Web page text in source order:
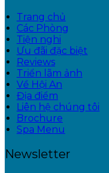
Trang chủ
Các Phòng
Tiện nghi
Ưu đãi đặc biệt
Reviews
Triển lãm ảnh
Về Hội An
Địa điểm
Liên hệ chúng tôi
Brochure
Spa Menu
Newsletter